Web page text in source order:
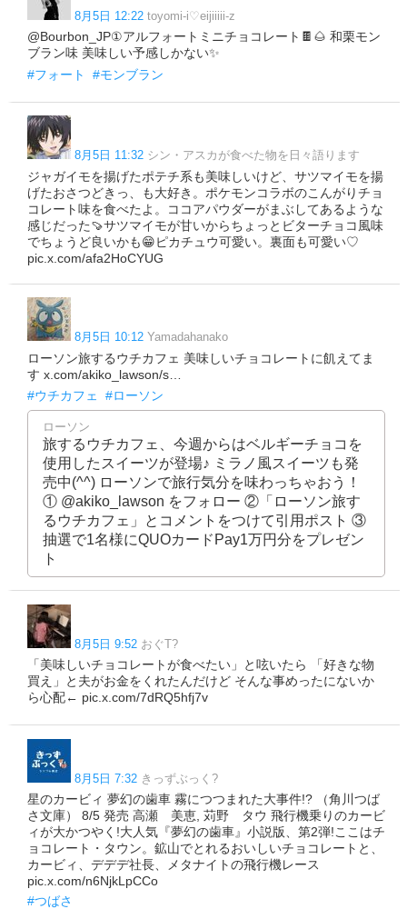
8月5日 12:22 toyomi-i♡eijiiiii-z
@Bourbon_JP①アルフォートミニチョコレート🍫🌰 和栗モン
ブラン味 美味しい予感しかない✨
#フォート
#モンブラン
8月5日 11:32 シン・アスカが食べた物を日々語ります
ジャガイモを揚げたポテチ系も美味しいけど、サツマイモを揚
げたおさつどきっ、も大好き。ポケモンコラボのこんがりチョ
コレート味を食べたよ。ココアパウダーがまぶしてあるような
感じだった🍠サツマイモが甘いからちょっとビターチョコ風味
でちょうど良いかも😁ピカチュウ可愛い。裏面も可愛い♡
pic.x.com/afa2HoCYUG
8月5日 10:12 Yamadahanako
ローソン旅するウチカフェ 美味しいチョコレートに飢えてま
す x.com/akiko_lawson/s…
#ウチカフェ
#ローソン
ローソン
旅するウチカフェ、今週からはベルギーチョコを
使用したスイーツが登場♪ ミラノ風スイーツも発
売中(^^) ローソンで旅行気分を味わっちゃおう！
① @akiko_lawson をフォロー ②「ローソン旅す
るウチカフェ」とコメントをつけて引用ポスト ③
抽選で1名様にQUOカードPay1万円分をプレゼン
ト
8月5日 9:52 おぐT?
「美味しいチョコレートが食べたい」と呟いたら 「好きな物
買え」と夫がお金をくれたんだけど そんな事めったにないか
ら心配← pic.x.com/7dRQ5hfj7v
8月5日 7:32 きっずぶっく?
星のカービィ 夢幻の歯車 霧につつまれた大事件!? （角川つば
さ文庫） 8/5 発売 高瀬 美恵, 苅野 タウ 飛行機乗りのカービ
ィが大かつやく!大人気『夢幻の歯車』小説版、第2弾!ここはチ
ョコレート・タウン。鉱山でとれるおいしいチョコレートと、
カービィ、デデデ社長、メタナイトの飛行機レース
pic.x.com/n6NjkLpCCo
#つばさ